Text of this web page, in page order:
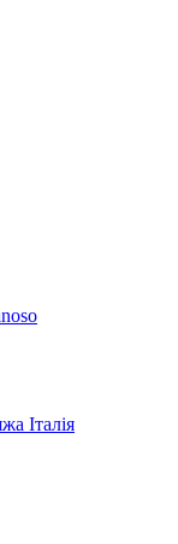
Італія